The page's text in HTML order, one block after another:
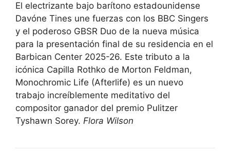
El electrizante bajo barítono estadounidense
Davóne Tines une fuerzas con los BBC Singers
y el poderoso GBSR Duo de la nueva música
para la presentación final de su residencia en el
Barbican Center 2025-26. Este tributo a la
icónica Capilla Rothko de Morton Feldman,
Monochromic Life (Afterlife) es un nuevo
trabajo increíblemente meditativo del
compositor ganador del premio Pulitzer
Tyshawn Sorey. Flora Wilson